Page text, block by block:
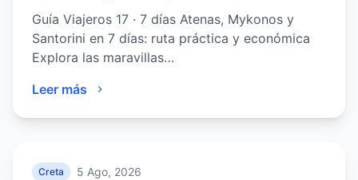
Guía Viajeros 17 · 7 días Atenas, Mykonos y
Santorini en 7 días: ruta práctica y económica
Explora las maravillas…
Leer más
Creta 5 Ago, 2026